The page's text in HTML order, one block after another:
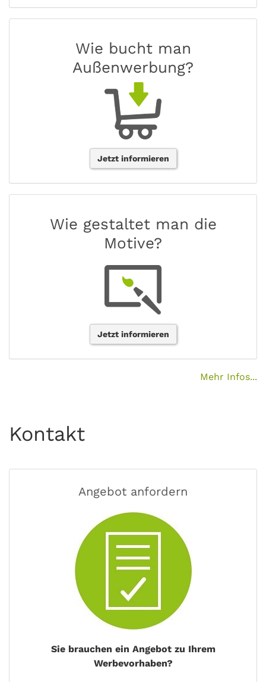
Wie bucht man
Außenwerbung?
Jetzt informieren
Wie gestaltet man die
Motive?
Jetzt informieren
Mehr Infos...
Kontakt
Angebot anfordern
Sie brauchen ein Angebot zu Ihrem
Werbevorhaben?